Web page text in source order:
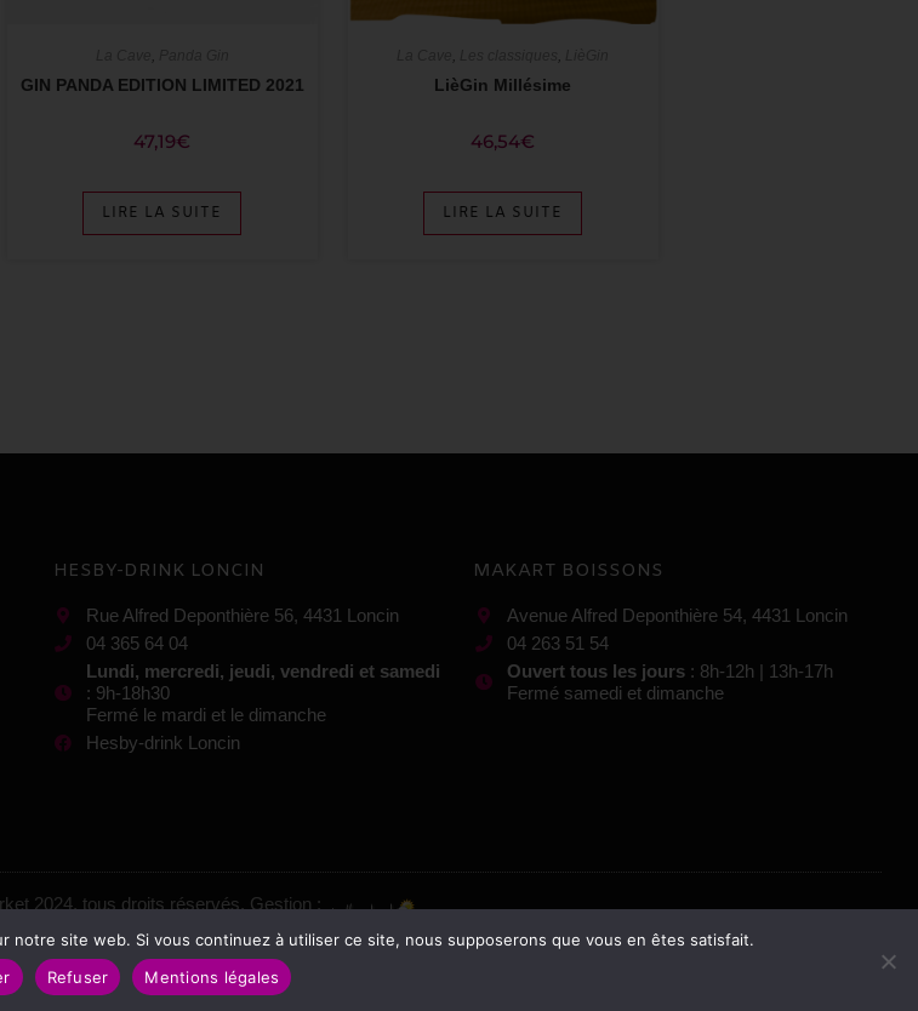
,
GIN PANDA EDITION LIMITED 2021
47,19€
LIRE LA SUITE
, ,
LièGin Millésime
46,54€
LIRE LA SUITE
HESBY-DRINK LONCIN
Rue Alfred Deponthière 56, 4431 Loncin
04 365 64 04
Lundi, mercredi, jeudi, vendredi et samedi
: 9h-18h30
Fermé le mardi et le dimanche
Hesby-drink Loncin
MAKART BOISSONS
Avenue Alfred Deponthière 54, 4431 Loncin
04 263 51 54
Ouvert tous les jours: 8h-12h | 13h-17h
Fermé samedi et dimanche
2024, tous droits réservés. Gestion :
–Conditions générales de vente
notre site web. Si vous continuez à utiliser ce site, nous supposerons que vous en êtes satisfait.
Refuser Mentions légales